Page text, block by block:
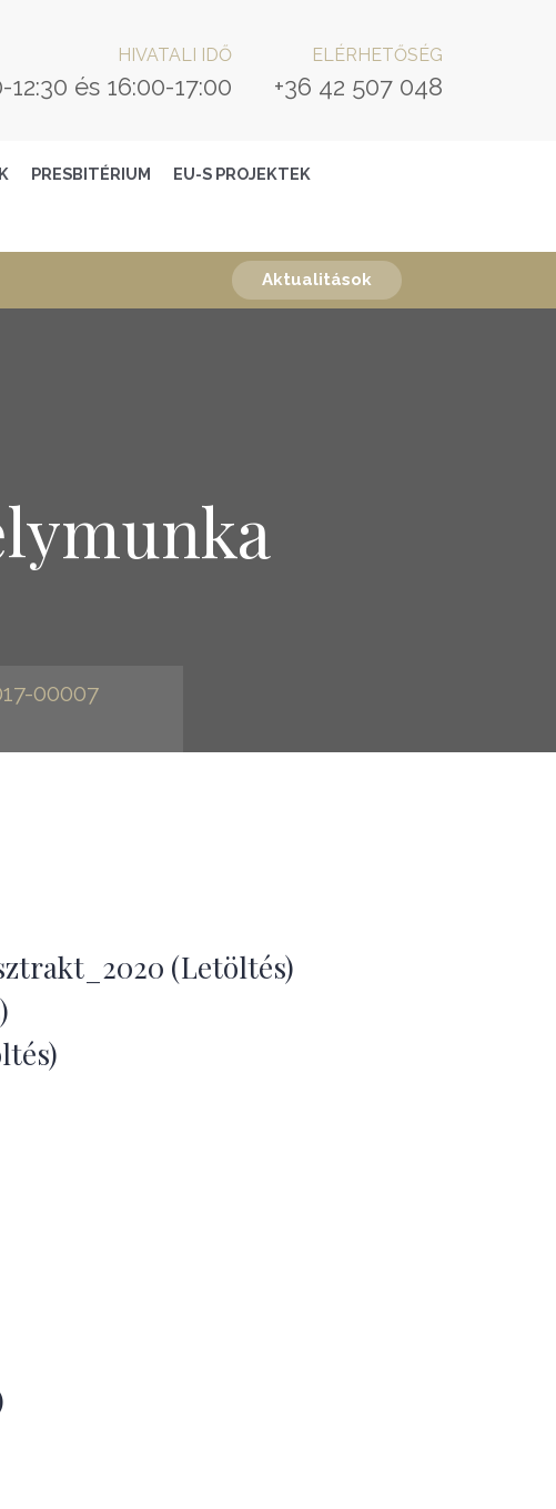
HIVATALI IDŐ
12:30 és 16:00-17:00
ELÉRHETŐSÉG
+36 42 507 048
PRESBITÉRIUM EU-S PROJEKTEK
Aktualitások
00007
(Letöltés)